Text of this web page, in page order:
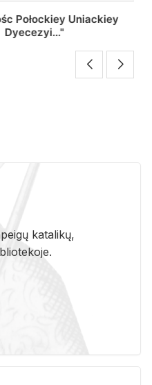
Parochow Dekanatu
Brzeskiego
katalikų,